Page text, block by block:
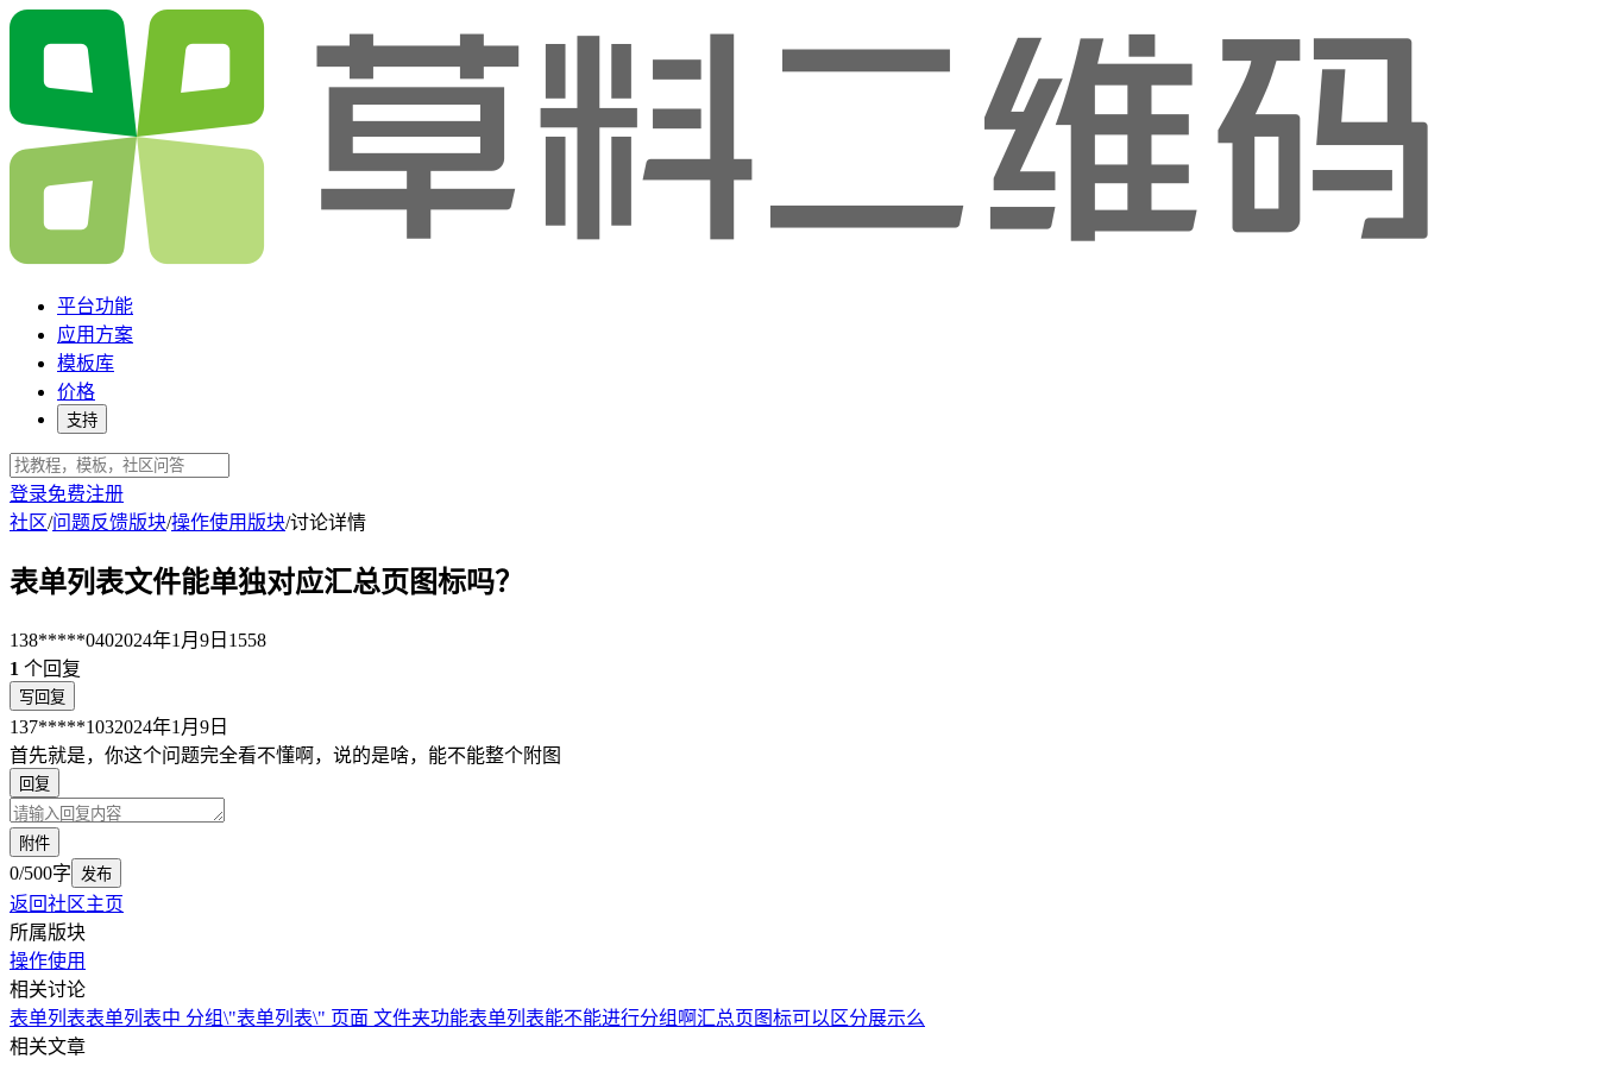
平台功能
应用方案
模板库
价格
支持
登录免费注册
社区/问题反馈版块/操作使用版块/讨论详情
表单列表文件能单独对应汇总页图标吗？
138*****0402024年1月9日 1558
1 个回复
写回复
137*****1032024年1月9日
首先就是，你这个问题完全看不懂啊，说的是啥，能不能整个附图
回复
附件
0/500字 发布
返回社区主页
所属版块
操作使用
相关讨论
表单列表表单列表中 分组\"表单列表\" 页面 文件夹功能表单列表能不能进行分组啊 汇总页图标可以区分展示么
相关文章